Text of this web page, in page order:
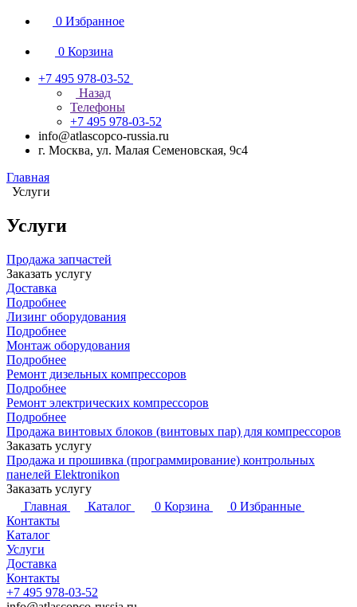
0 Избранное
0 Корзина
+7 495 978-03-52
Назад
Телефоны
+7 495 978-03-52
info@atlascopco-russia.ru
г. Москва, ул. Малая Семеновская, 9с4
Главная
Услуги
Услуги
Продажа запчастей
Заказать услугу
Доставка
Подробнее
Лизинг оборудования
Подробнее
Монтаж оборудования
Подробнее
Ремонт дизельных компрессоров
Подробнее
Ремонт электрических компрессоров
Подробнее
Продажа винтовых блоков (винтовых пар) для компрессоров
Заказать услугу
Продажа и прошивка (программирование) контрольных
панелей Elektronikon
Заказать услугу
Главная
Каталог 0 Корзина 0 Избранные
Контакты
Каталог
Услуги
Доставка
Контакты
+7 495 978-03-52